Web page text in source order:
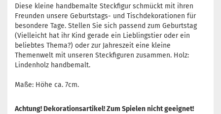
Diese kleine handbemalte Steckfigur schmückt mit ihren
Freunden unsere Geburtstags- und Tischdekorationen für
besondere Tage. Stellen Sie sich passend zum Geburtstag
(Vielleicht hat ihr Kind gerade ein Lieblingstier oder ein
beliebtes Thema?) oder zur Jahreszeit eine kleine
Themenwelt mit unseren Steckfiguren zusammen. Holz:
Lindenholz handbemalt.
Maße: Höhe ca. 7cm.
Achtung! Dekorationsartikel! Zum Spielen nicht geeignet!